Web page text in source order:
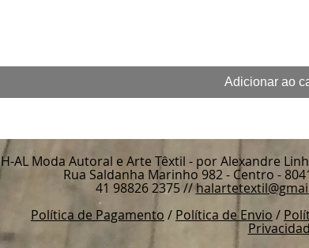
Adicionar ao
H-AL Moda Autoral e Arte Têxtil - por Alexandre
Rua Saldanha Marinho 982 - Centro -
41 98826 2375 //
Política de Pagamento / Política de Envio /